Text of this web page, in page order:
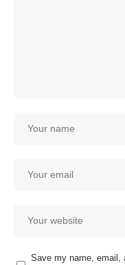
Save my name, email,